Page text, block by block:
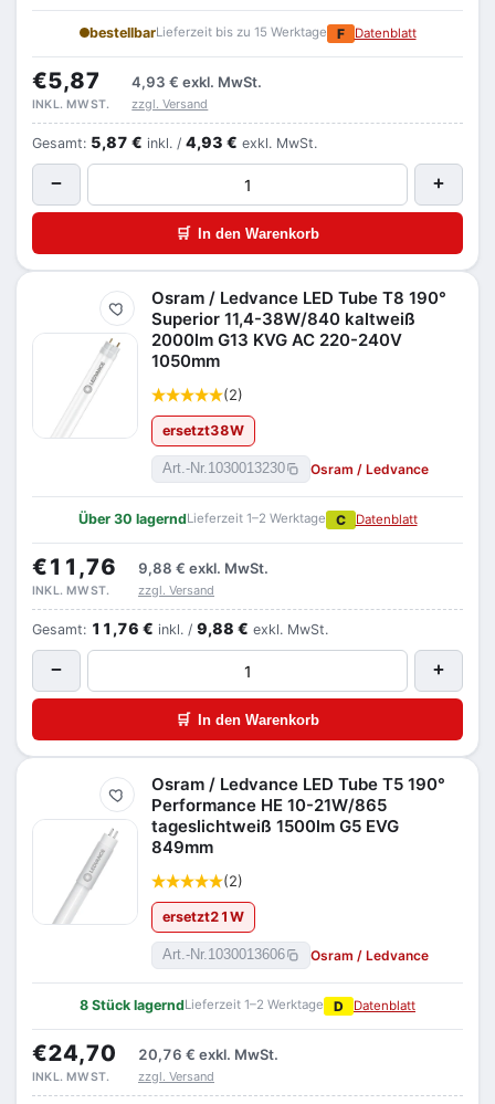
bestellbarLieferzeit bis zu 15 Werktage F Datenblatt
€5,87 4,93 € exkl. MwSt.
INKL. MWST. zzgl. Versand
Gesamt: 5,87 € inkl. / 4,93 € exkl. MwSt.
− +
🛒 In den Warenkorb
Merken
Osram / Ledvance LED Tube T8 190°
Superior 11,4-38W/840 kaltweiß
2000lm G13 KVG AC 220-240V
1050mm
(2)
ersetzt38W
Art.-Nr.1030013230 Osram / Ledvance
Über 30 lagerndLieferzeit 1–2 Werktage C Datenblatt
€11,76 9,88 € exkl. MwSt.
INKL. MWST. zzgl. Versand
Gesamt: 11,76 € inkl. / 9,88 € exkl. MwSt.
− +
🛒 In den Warenkorb
Merken
Osram / Ledvance LED Tube T5 190°
Performance HE 10-21W/865
tageslichtweiß 1500lm G5 EVG
849mm
(2)
ersetzt21 W
Art.-Nr.1030013606 Osram / Ledvance
8 Stück lagerndLieferzeit 1–2 Werktage D Datenblatt
€24,70 20,76 € exkl. MwSt.
INKL. MWST. zzgl. Versand